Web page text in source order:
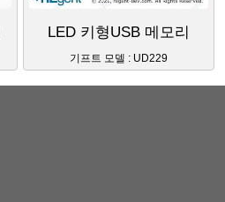
LED 키형USB 메모리
기프트 모델 : UD229